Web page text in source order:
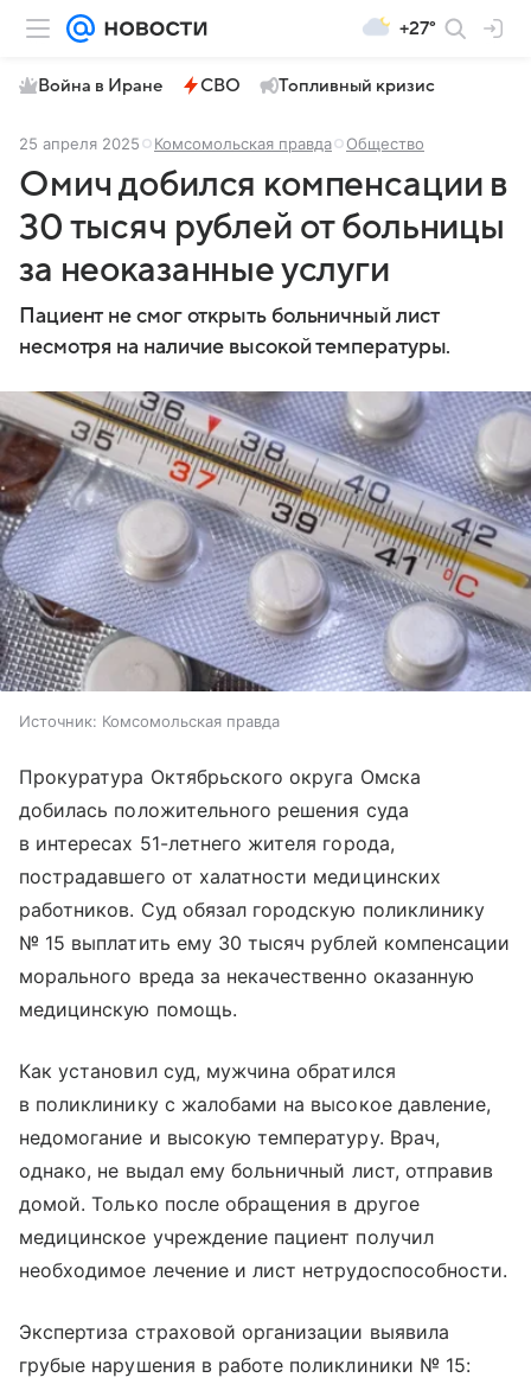
+27°
Война в Иране СВО Топливный кризис
25 апреля 2025 Комсомольская правда Общество
Омич добился компенсации в
30 тысяч рублей от больницы
за неоказанные услуги
Пациент не смог открыть больничный лист
несмотря на наличие высокой температуры.
Источник: Комсомольская правда
Прокуратура Октябрьского округа Омска
добилась положительного решения суда
в интересах 51-летнего жителя города,
пострадавшего от халатности медицинских
работников. Суд обязал городскую поликлинику
№ 15 выплатить ему 30 тысяч рублей компенсации
морального вреда за некачественно оказанную
медицинскую помощь.
Как установил суд, мужчина обратился
в поликлинику с жалобами на высокое давление,
недомогание и высокую температуру. Врач,
однако, не выдал ему больничный лист, отправив
домой. Только после обращения в другое
медицинское учреждение пациент получил
необходимое лечение и лист нетрудоспособности.
Экспертиза страховой организации выявила
грубые нарушения в работе поликлиники № 15: